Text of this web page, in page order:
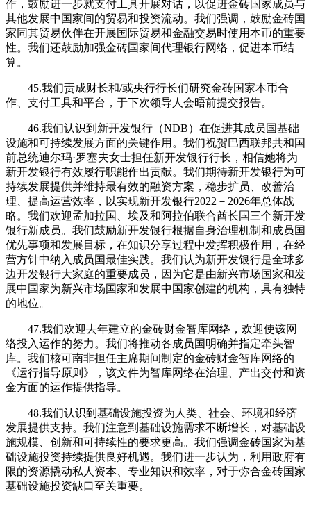
作，鼓励进一步就支付工具开展对话，以促进金砖国家成员与
其他发展中国家间的贸易和投资流动。我们强调，鼓励金砖国
家同其贸易伙伴在开展国际贸易和金融交易时使用本币的重要
性。我们还鼓励加强金砖国家间代理银行网络，促进本币结
算。
45.我们责成财长和/或央行行长们研究金砖国家本币合
作、支付工具和平台，于下次领导人会晤前提交报告。
46.我们认识到新开发银行（NDB）在促进其成员国基础
设施和可持续发展方面的关键作用。我们祝贺巴西联邦共和国
前总统迪尔玛·罗塞夫女士担任新开发银行行长，相信她将为
新开发银行有效履行职能作出贡献。我们期待新开发银行为可
持续发展提供并维持最有效的融资方案，稳步扩员、改善治
理、提高运营效率，以实现新开发银行2022－2026年总体战
略。我们欢迎孟加拉国、埃及和阿拉伯联合酋长国三个新开发
银行新成员。我们鼓励新开发银行根据自身治理机制和成员国
优先事项和发展目标，在知识分享过程中发挥积极作用，在经
营方针中纳入成员国最佳实践。我们认为新开发银行是全球多
边开发银行大家庭的重要成员，因为它是由新兴市场国家和发
展中国家为新兴市场国家和发展中国家创建的机构，具有独特
的地位。
47.我们欢迎去年建立的金砖财金智库网络，欢迎使该网
络投入运作的努力。我们将推动各成员国明确并指定牵头智
库。我们核可南非担任主席期间制定的金砖财金智库网络的
《运行指导原则》，该文件为智库网络在治理、产出交付和资
金方面的运作提供指导。
48.我们认识到基础设施投资为人类、社会、环境和经济
发展提供支持。我们注意到基础设施需求不断增长，对基础设
施规模、创新和可持续性的要求更高。我们强调金砖国家为基
础设施投资持续提供良好机遇。我们进一步认为，利用政府有
限的资源撬动私人资本、专业知识和效率，对于弥合金砖国家
基础设施投资缺口至关重要。